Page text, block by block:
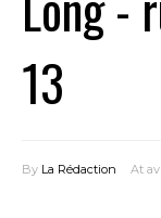
13
By La Rédaction At